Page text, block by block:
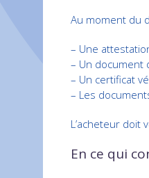
Au moment du
– Une
– Un document
– Un certificat
– Les
L’acheteur doit
En ce qui